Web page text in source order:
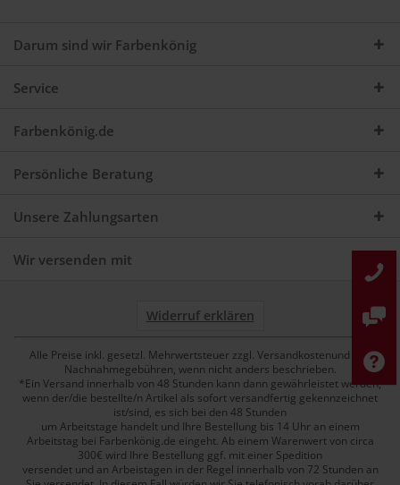
Darum sind wir Farbenkönig
Service
Farbenkönig.de
Persönliche Beratung
Unsere Zahlungsarten
Wir versenden mit
Widerruf erklären
Alle Preise inkl. gesetzl. Mehrwertsteuer zzgl. Versandkostenund ggf.
Nachnahmegebühren, wenn nicht anders beschrieben.
*Ein Versand innerhalb von 48 Stunden kann dann gewährleistet werden,
wenn der/die bestellte/n Artikel als sofort versandfertig gekennzeichnet
ist/sind, es sich bei den 48 Stunden
um Arbeitstage handelt und Ihre Bestellung bis 14 Uhr an einem
Arbeitstag bei Farbenkönig.de eingeht. Ab einem Warenwert von circa
300€ wird Ihre Bestellung ggf. mit einer Spedition
versendet und an Arbeistagen in der Regel innerhalb von 72 Stunden an